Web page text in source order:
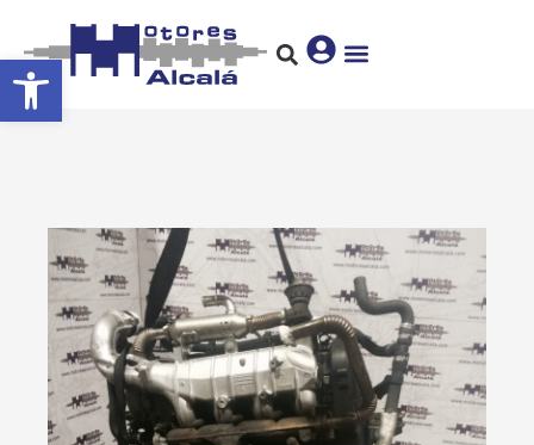
Abrir barra de herramientas